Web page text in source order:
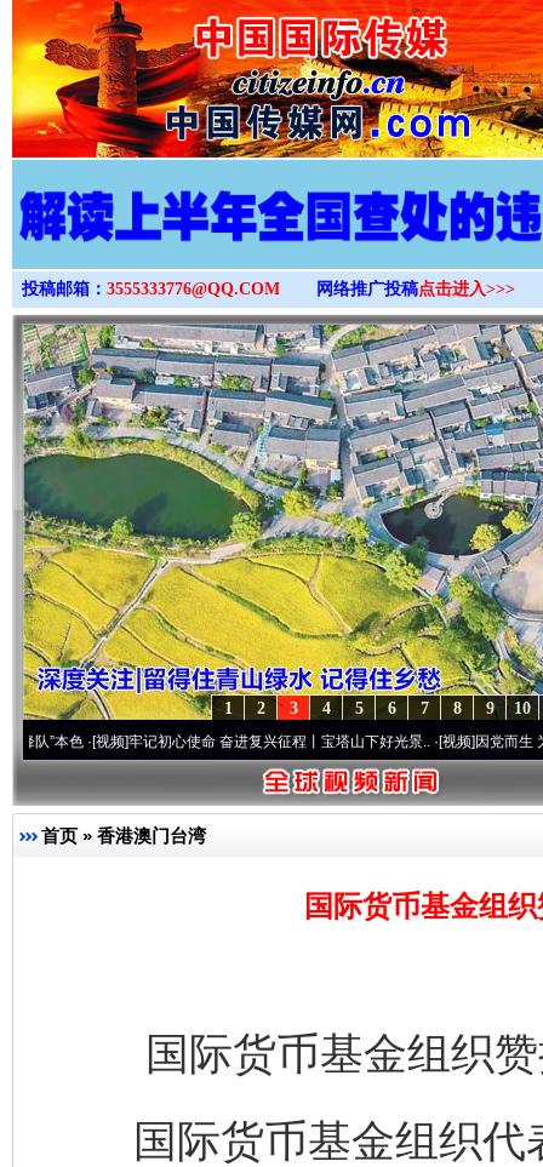
>
投稿邮箱： 3555333776@QQ.COM 网络推广投稿点击进入>>>
10
9
8
7
6
5
4
3
2
1
视频]牢记初心使命 奋进复兴征程丨宝塔山下好光景..·[视频]因党而生 为党而战——
首页 » 香港澳门台湾
国际货币基金组
国际货币基金组织赞
国际货币基金组织代